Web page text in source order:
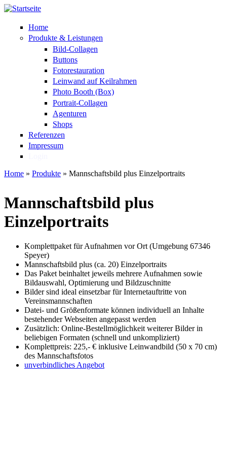
Direkt zum Inhalt
Home
Produkte & Leistungen
Bild-Collagen
Buttons
Fotorestauration
Leinwand auf Keilrahmen
Photo Booth (Box)
Portrait-Collagen
Agenturen
Shops
Referenzen
Impressum
Home » Produkte » Mannschaftsbild plus Einzelportraits
Mannschaftsbild plus
Einzelportraits
Komplettpaket für Aufnahmen vor Ort (Umgebung 67346
Speyer)
Mannschaftsbild plus (ca. 20) Einzelportraits
Das Paket beinhaltet jeweils mehrere Aufnahmen sowie
Bildauswahl, Optimierung und Bildzuschnitte
Bilder sind ideal einsetzbar für Internetauftritte von
Vereinsmannschaften
Datei- und Größenformate können individuell an Inhalte
bestehender Webseiten angepasst werden
Zusätzlich: Online-Bestellmöglichkeit weiterer Bilder in
beliebigen Formaten (schnell und unkompliziert)
Komplettpreis: 225,- € inklusive Leinwandbild (50 x 70 cm)
des Mannschaftsfotos
unverbindliches Angebot